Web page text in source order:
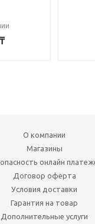
О компании
Магазины
онлайн
Договор оферта
Условия доставки
Гарантия на товар
Дополнительные услуги